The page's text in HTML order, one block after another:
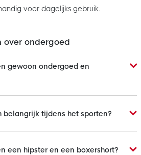
voor dagelijks gebruik.
over ondergoed
gewoon ondergoed en
belangrijk tijdens het sporten?
een hipster en een boxershort?